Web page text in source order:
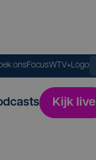
onsFocusWTV+Logo
Kijk live